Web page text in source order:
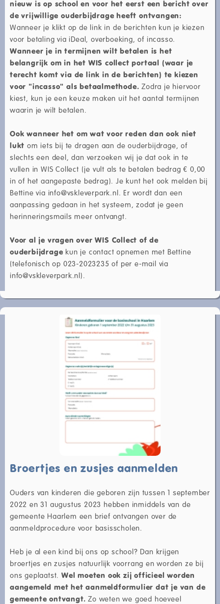
nieuw is op school en voor het eerst een bericht over
de vrijwillige ouderbijdrage heeft ontvangen:
Wanneer je klikt op de link in de berichten kun je kiezen
voor betaling via iDeal, overboeking, of incasso.
Wanneer je in termijnen wilt betalen is het
belangrijk om in het WIS collect portaal (waar je
terecht komt via de link in de berichten) te kiezen
voor "incasso" als betaalmethode. Zodra je hiervoor
kiest, kun je een keuze maken uit het aantal termijnen
waarin je wilt betalen.
Ook wanneer het om wat voor reden dan ook niet
lukt om iets bij te dragen aan de ouderbijdrage, of
slechts een deel, dan verzoeken wij je dat ook in te
vullen in WIS Collect (je vult als te betalen bedrag € 0,00
in of het aangepaste bedrag). Je kunt het ook melden bij
Bettine via info@vskleverpark.nl. Er wordt dan een
aanpassing gedaan in het systeem, zodat je geen
herinneringsmails meer ontvangt.
Voor al je vragen over WIS Collect of de
ouderbijdrage kun je contact opnemen met Bettine
(telefonisch op 023-2023235 of per e-mail via
info@vskleverpark.nl).
Broertjes en zusjes aanmelden
Ouders van kinderen die geboren zijn tussen 1 september
2022 en 31 augustus 2023 hebben inmiddels van de
gemeente Haarlem een brief ontvangen over de
aanmeldprocedure voor basisscholen.
Heb je al een kind bij ons op school? Dan krijgen
broertjes en zusjes natuurlijk voorrang en worden ze bij
ons geplaatst.Wel moeten ook zij officieel worden
aangemeld met het aanmeldformulier dat je van de
gemeente ontvangt.Zo weten we goed hoeveel